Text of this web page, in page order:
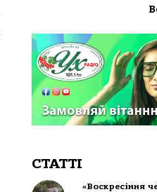
СТАТТІ
«Воскресіння